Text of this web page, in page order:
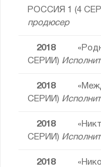
РОССИЯ 1 (4
продюсер
2018
СЕРИИ)
2018
СЕРИИ)
2018
СЕРИИ)
2018